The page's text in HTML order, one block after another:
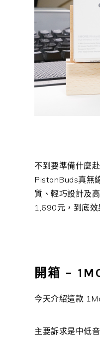
不到要準備什麼
PistonBuds真無
質、輕巧設計及
1,690元，到底效
開箱 –
今天介紹這款
主要訴求是中低